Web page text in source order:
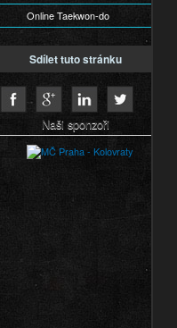
Online Taekwon-do
Sdílet tuto stránku
Naši sponzoři